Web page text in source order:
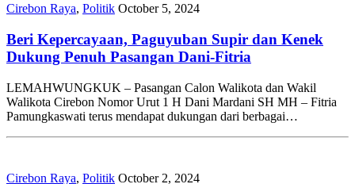
Cirebon Raya, Politik October 5, 2024
Beri Kepercayaan, Paguyuban Supir dan Kenek
Dukung Penuh Pasangan Dani-Fitria
LEMAHWUNGKUK – Pasangan Calon Walikota dan Wakil
Walikota Cirebon Nomor Urut 1 H Dani Mardani SH MH – Fitria
Pamungkaswati terus mendapat dukungan dari berbagai…
Cirebon Raya, Politik October 2, 2024